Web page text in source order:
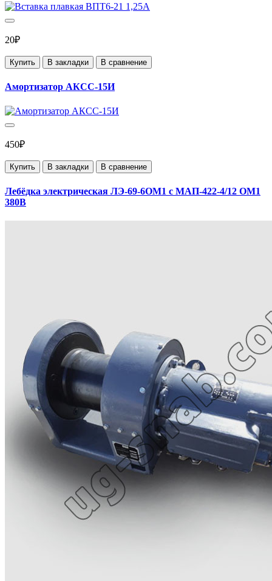
20₽
Купить В закладки В сравнение
Амортизатор АКСС-15И
450₽
Купить В закладки В сравнение
Лебёдка электрическая ЛЭ-69-6ОМ1 с МАП-422-4/12 ОМ1
380В